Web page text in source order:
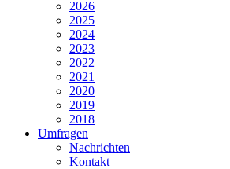
2026
2025
2024
2023
2022
2021
2020
2019
2018
Umfragen
Nachrichten
Kontakt